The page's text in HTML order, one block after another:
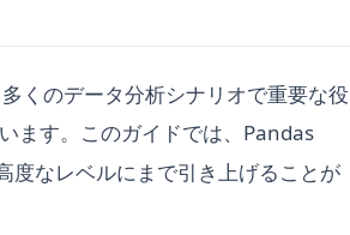
くのデータ分析シナリオで重要な役
ます。このガイドでは、Pandas
度なレベルにまで引き上げることが